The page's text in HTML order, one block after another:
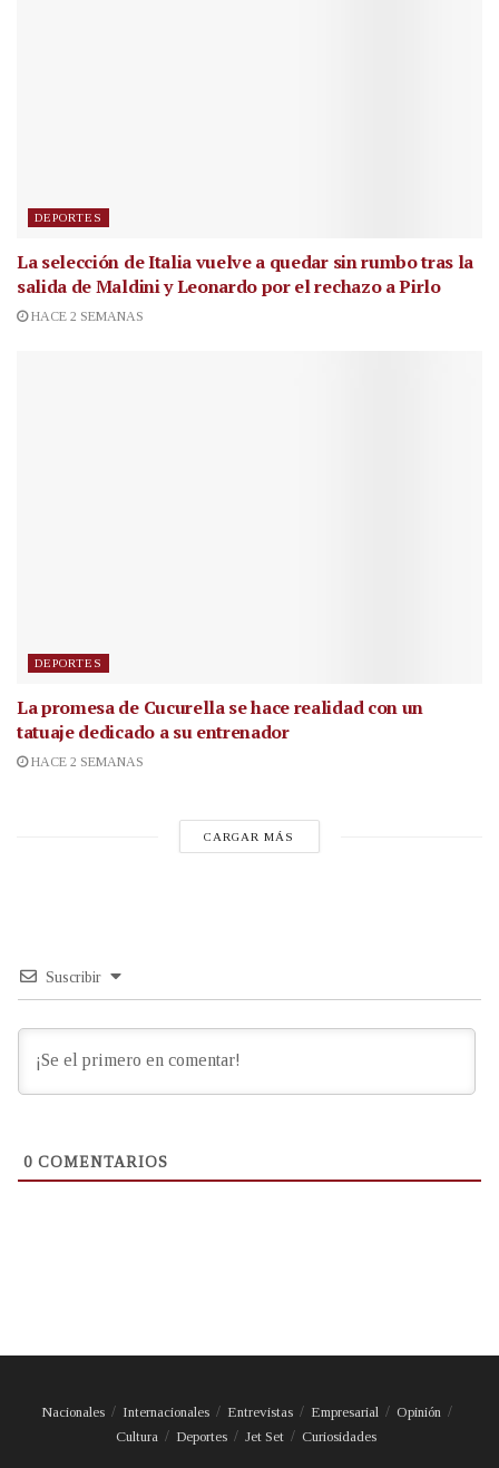
DEPORTES
La selección de Italia vuelve a quedar sin rumbo tras la
salida de Maldini y Leonardo por el rechazo a Pirlo
HACE 2 SEMANAS
DEPORTES
La promesa de Cucurella se hace realidad con un
tatuaje dedicado a su entrenador
HACE 2 SEMANAS
CARGAR MÁS
Suscribir
0 COMENTARIOS
Nacionales Internacionales Entrevistas Empresarial
Opinión
Cultura
Deportes Jet Set Curiosidades